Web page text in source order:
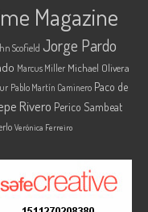
Magazine
Scofield Jorge Pardo
Marcus Miller Michael Olivera
Pablo Martín Caminero Paco de
Rivero Perico Sambeat
Verónica Ferreiro